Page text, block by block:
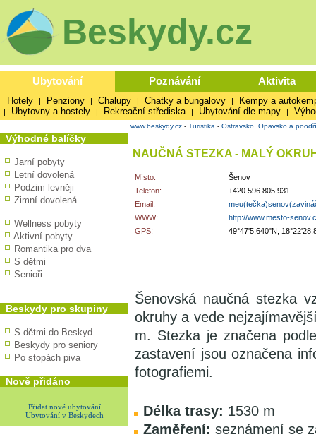
Beskydy.cz
Ubytování Poznávání Aktivita
Hotely | Penziony | Chalupy | Chatky a bungalovy | Kempy a
| Ubytovny a hostely | Rekreační střediska | Ubytování dle mapy |
Výhodné balíčky
Jarní pobyty
Letní dovolená
Podzim levněji
Zimní dovolená
Wellness pobyty
Aktivní pobyty
Romantika pro dva
S dětmi
Senioři
Beskydy pro skupiny
S dětmi do Beskyd
Beskydy pro seniory
Po stopách piva
Nově přidáno
Přidat nové ubytování
Ubytování v Beskydech
www.beskydy.cz - Turistika - Ostravsko, Opavsko a poodří
NAUČNÁ STEZKA - MALÝ
Místo:
Šenov
Telefon:
+420 596 805 931
Email:
WWW:
http://www.mesto-
GPS:
49°47'5,640"N,
Šenovská naučná stezka
okruhy a vede
m. Stezka je značena
zastavení jsou označena
fotografiemi.
Délka trasy: 1530 m
Zaměření: seznámení se